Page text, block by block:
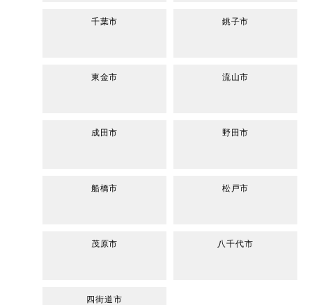
千葉市 銚子市
東金市 流山市
成田市 野田市
船橋市 松戸市
茂原市 八千代市
四街道市